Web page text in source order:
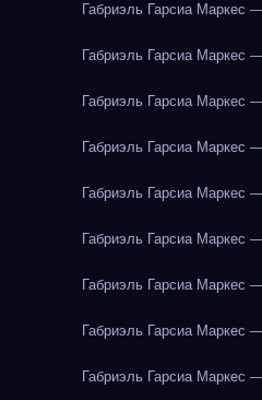
Габриэль Гарсиа Маркес
Габриэль Гарсиа Маркес
Габриэль Гарсиа Маркес
Габриэль Гарсиа Маркес
Габриэль Гарсиа Маркес
Габриэль Гарсиа Маркес
Габриэль Гарсиа Маркес
Габриэль Гарсиа Маркес
Габриэль Гарсиа Маркес